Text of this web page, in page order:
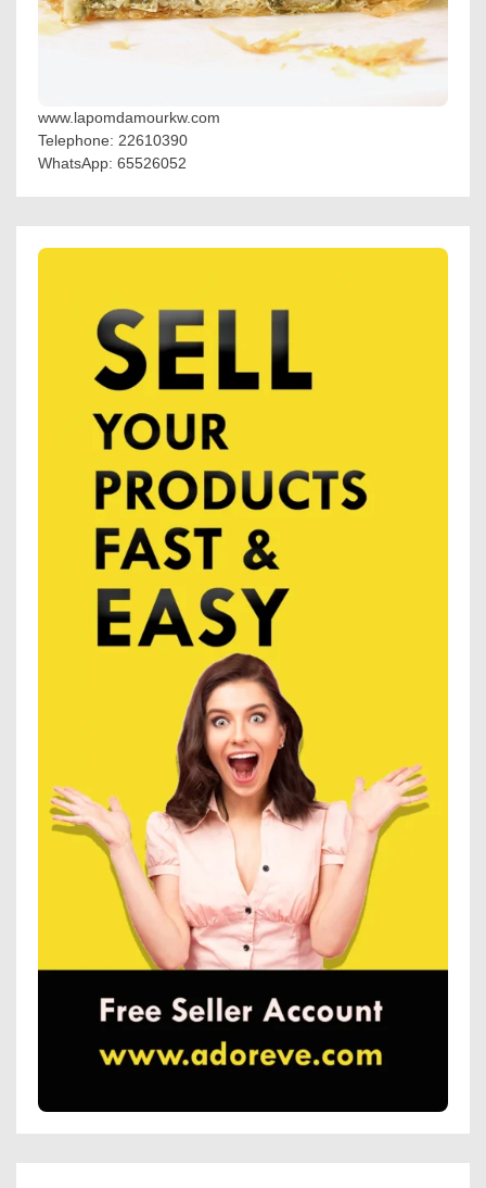
www.lapomdamourkw.com
Telephone: 22610390
WhatsApp: 65526052